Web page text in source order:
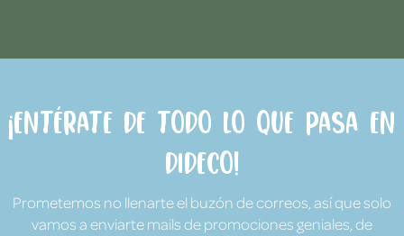
¡Entérate de todo lo que pasa en
Dideco!
Prometemos no llenarte el buzón de correos, así que solo
vamos a enviarte mails de promociones geniales, de